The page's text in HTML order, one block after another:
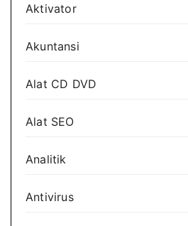
Aktivator
Akuntansi
Alat CD DVD
Alat SEO
Analitik
Antivirus